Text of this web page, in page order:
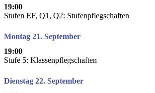
19:00
Stufen EF, Q1, Q2: Stufenpflegschaften
Montag 21. September
19:00
Stufe 5: Klassenpflegschaften
Dienstag 22. September